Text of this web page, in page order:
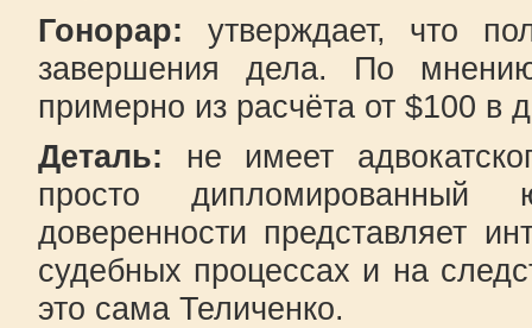
Гонорар: утверждает, что
завершения дела. По
примерно из расчёта от $100 в
Деталь: не имеет
просто
доверенности представляет
судебных процессах и на
это сама Теличенко.